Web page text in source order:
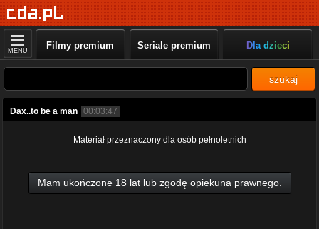
MENU Filmy premium Seriale premium Dla dzieci
szukaj
Dax..to be a man 00:03:47
Materiał przeznaczony dla osób pełnoletnich
Mam ukończone 18 lat lub zgodę opiekuna prawnego.